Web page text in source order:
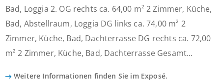
Bad, Loggia 2. OG rechts ca. 64,00 m² 2 Zimmer, Küche,
Bad, Abstellraum, Loggia DG links ca. 74,00 m² 2
Zimmer, Küche, Bad, Dachterrasse DG rechts ca. 72,00
m² 2 Zimmer, Küche, Bad, Dachterrasse Gesamt...
Weitere Informationen finden Sie im Exposé.